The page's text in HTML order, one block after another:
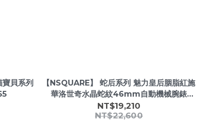
貝系列
【NSQUARE】 蛇后系列 魅力皇后胭脂紅施
華洛世奇水晶蛇紋46mm自動機械腕錶
L0471 -
NT$19,210
NT$22,600